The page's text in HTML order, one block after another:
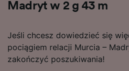
Madryt w 2 g 43 m
Jeśli chcesz dowiedzieć się
pociągiem relacji Murcia –
zakończyć poszukiwania!